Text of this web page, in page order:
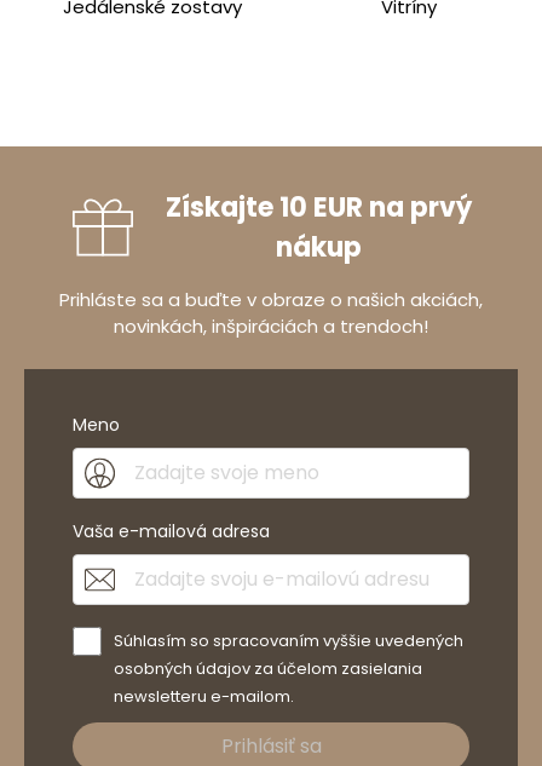
Jedálenské zostavy Vitríny
Získajte 10 EUR na prvý
nákup
Prihláste sa a buďte v obraze o našich akciách,
novinkách, inšpiráciách a trendoch!
Meno
Vaša e-mailová adresa
Súhlasím so spracovaním vyššie uvedených
osobných údajov za účelom zasielania
newsletteru e-mailom.
Prihlásiť sa